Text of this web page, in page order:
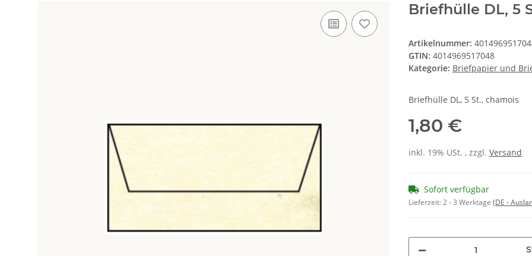
Briefhülle DL, 5
Artikelnummer:
GTIN: 4014969517048
Kategorie: Briefpapier und
Briefhülle DL, 5 St., chamois
1,80 €
inkl. 19% USt. , zzgl. Versand
Sofort verfügbar
Lieferzeit:2 - 3 Werktage (DE -